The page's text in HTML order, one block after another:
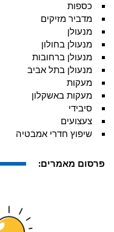
כספות
מדביר מזיקים
מנעולן
מנעולן בחולון
מנעולן ברחובות
מנעולן בתל אביב
מעקות
מעקות באשקלון
סיבידי
צעצועים
שיפוץ חדרי אמבטיה
פרסום מאמרים: